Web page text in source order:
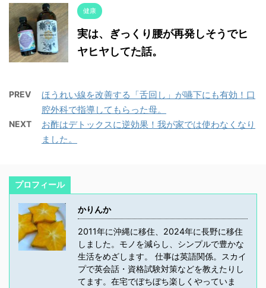
健康
実は、ぎっくり腰が再発しそうでヒ
ヤヒヤしてた話。
PREV
ほうれい線を改善する「舌回し」が嚥下にも有効！口
腔外科で指導してもらった母。
NEXT
お酢はデトックスに逆効果！我が家では使わなくなり
ました。
プロフィール
かりんか
2011年に沖縄に移住、2024年に長野に移住
しました。モノを減らし、シンプルで豊かな
生活をめざします。 仕事は英語関係。スカイ
プで英会話・資格試験対策などを教えたりし
てます。在宅でぼちぼち楽しくやっていま